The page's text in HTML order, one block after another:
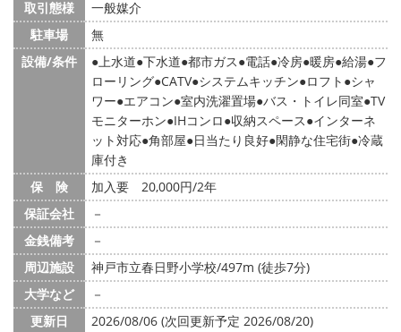
取引態様
一般媒介
駐車場
無
設備/条件
上水道 下水道 都市ガス 電話 冷房 暖房 給湯 フ
ローリング CATV システムキッチン ロフト
シャ
ワー エアコン 室内洗濯置場 バス・トイレ同室 TV
モニターホン IHコンロ 収納スペース インターネ
ット対応 角部屋 日当たり良好 閑静な住宅街 冷蔵
庫付き
保 険
加入要 20,000円/2年
保証会社
－
金銭備考
－
周辺施設
神戸市立春日野小学校/497m (徒歩7分)
大学など
－
更新日
2026/08/06 (次回更新予定 2026/08/20)